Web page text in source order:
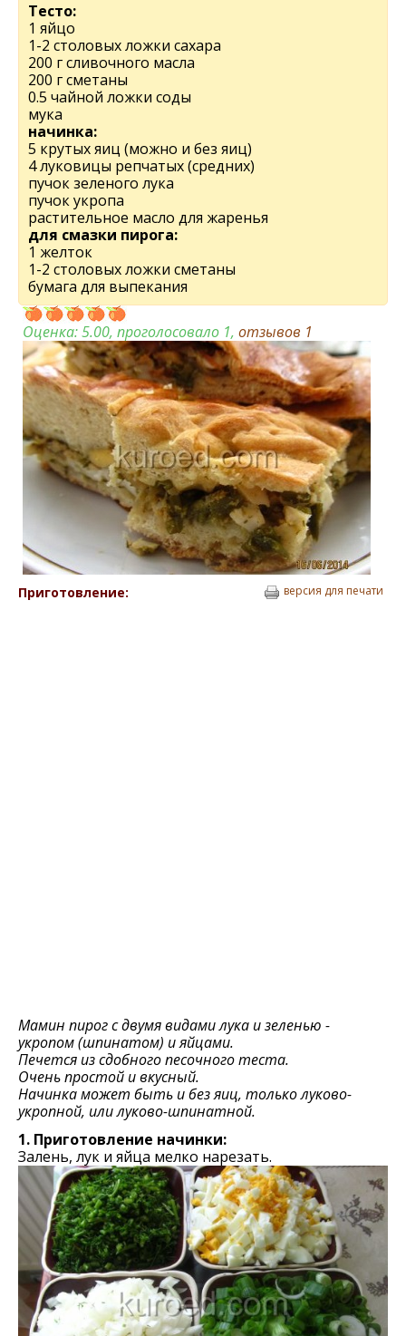
Тесто:
1 яйцо
1-2 столовых ложки сахара
200 г сливочного масла
200 г сметаны
0.5 чайной ложки соды
мука
начинка:
5 крутых яиц (можно и без яиц)
4 луковицы репчатых (средних)
пучок зеленого лука
пучок укропа
растительное масло для жаренья
для смазки пирога:
1 желток
1-2 столовых ложки сметаны
бумага для выпекания
Оценка:5.00, проголосовало 1, отзывов 1
Приготовление: версия для печати
Мамин пирог с двумя видами лука и зеленью -
укропом (шпинатом) и яйцами.
Печется из сдобного песочного теста.
Очень простой и вкусный.
Начинка может быть и без яиц, только луково-
укропной, или луково-шпинатной.
1. Приготовление начинки:
Залень, лук и яйца мелко нарезать.